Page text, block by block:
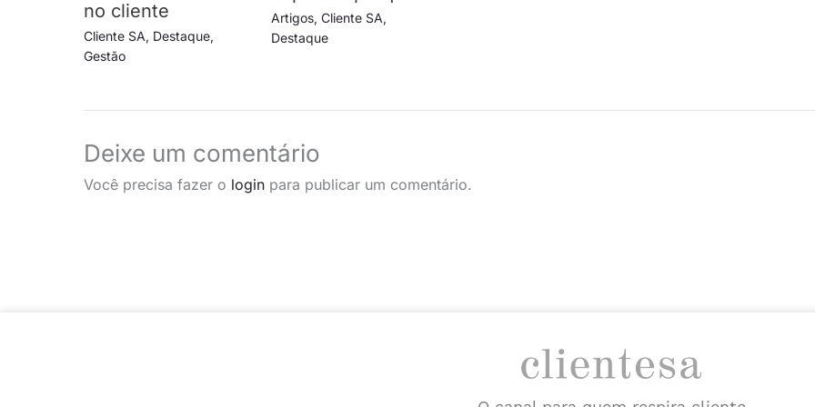
no cliente
Cliente SA, Destaque,
Gestão
Artigos,Cliente SA,
Destaque
Deixe um comentário
Você precisa fazer o login para publicar um comentário.